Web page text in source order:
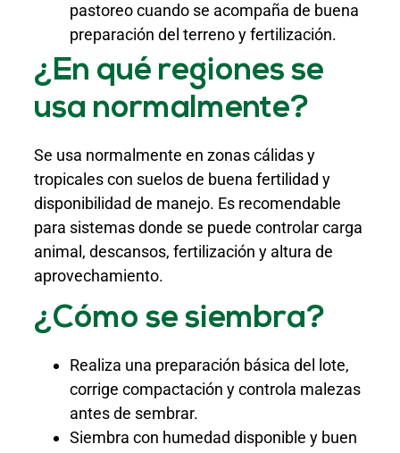
pastoreo cuando se acompaña de buena
preparación del terreno y fertilización.
¿En qué regiones se
usa normalmente?
Se usa normalmente en zonas cálidas y
tropicales con suelos de buena fertilidad y
disponibilidad de manejo. Es recomendable
para sistemas donde se puede controlar carga
animal, descansos, fertilización y altura de
aprovechamiento.
¿Cómo se siembra?
Realiza una preparación básica del lote,
corrige compactación y controla malezas
antes de sembrar.
Siembra con humedad disponible y buen